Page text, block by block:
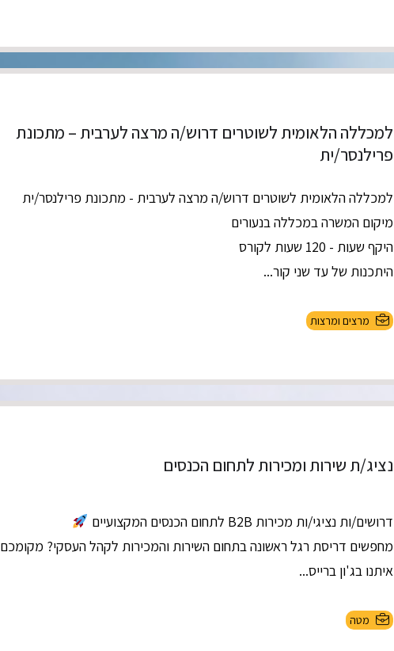
למכללה הלאומית לשוטרים דרוש/ה מרצה לערבית – מתכונת
פרילנסר/ית
למכללה הלאומית לשוטרים דרוש/ה מרצה לערבית - מתכונת פרילנסר/ית
מיקום המשרה במכללה בנעורים
היקף שעות - 120 שעות לקורס
היתכנות של עד שני קור...
מרצים ומרצות
נציג/ת שירות ומכירות לתחום הכנסים
דרושים/ות נציגי/ות מכירות B2B לתחום הכנסים המקצועיים
מחפשים דריסת רגל ראשונה בתחום השירות והמכירות לקהל העסקי? מקומכם
איתנו בג'ון ברייס...
מטה